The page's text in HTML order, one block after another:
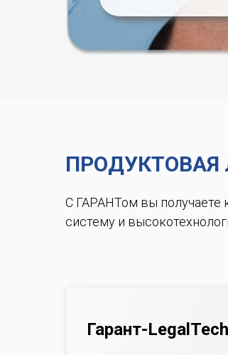
ПРОДУКТОВАЯ
С ГАРАНТом вы получаете
систему и
Гарант-LegalTech